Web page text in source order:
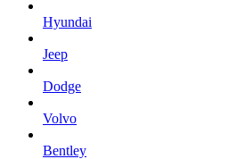
Hyundai
Jeep
Dodge
Volvo
Bentley